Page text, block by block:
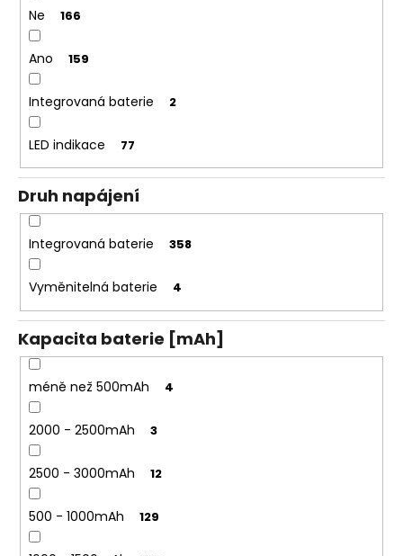
Ne 166
Ano 159
Integrovaná baterie 2
LED indikace 77
Druh napájení
Integrovaná baterie 358
Vyměnitelná baterie 4
Kapacita baterie [mAh]
méně než 500mAh 4
2000 - 2500mAh 3
2500 - 3000mAh 12
500 - 1000mAh 129